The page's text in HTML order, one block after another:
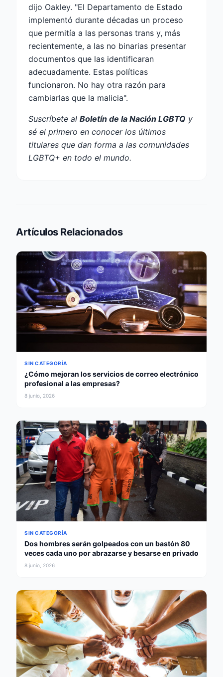
dijo Oakley. "El Departamento de Estado
implementó durante décadas un proceso
que permitía a las personas trans y, más
recientemente, a las no binarias presentar
documentos que las identificaran
adecuadamente. Estas políticas
funcionaron. No hay otra razón para
cambiarlas que la malicia".
Suscríbete al Boletín de la Nación LGBTQ y
sé el primero en conocer los últimos
titulares que dan forma a las comunidades
LGBTQ+ en todo el mundo.
Artículos Relacionados
SIN CATEGORÍA
¿Cómo mejoran los servicios de correo electrónico
profesional a las empresas?
8 junio, 2026
SIN CATEGORÍA
Dos hombres serán golpeados con un bastón 80
veces cada uno por abrazarse y besarse en privado
8 junio, 2026